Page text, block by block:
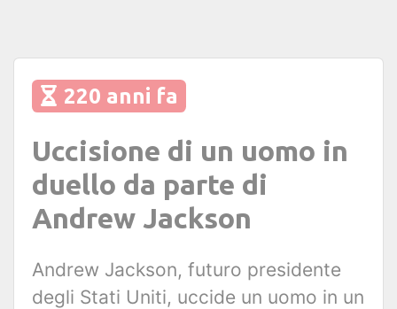
220 anni fa
Uccisione di un uomo in
duello da parte di
Andrew Jackson
Andrew Jackson, futuro presidente
degli Stati Uniti, uccide un uomo in un